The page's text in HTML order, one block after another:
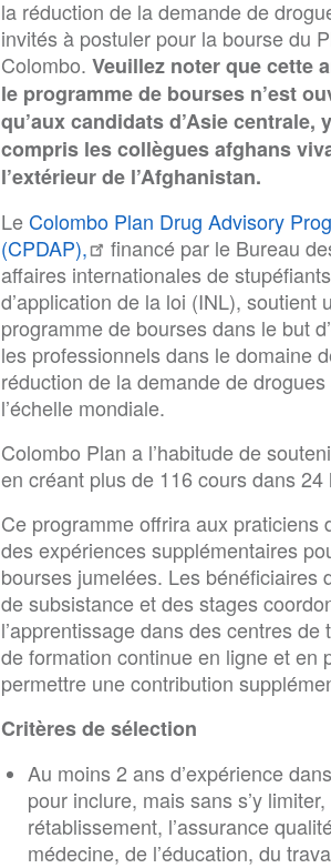
la réduction de la demande de
invités à postuler pour la bourse du
Colombo. Veuillez noter que cette
le programme de bourses n’est
qu’aux candidats d’Asie centrale, y
compris les collègues afghans
l’extérieur de l’Afghanistan.
Le Colombo Plan Drug Advisory
(CPDAP),
financé par le Bureau
affaires internationales de
d’application de la loi (INL), soutient
programme de bourses dans le but
les professionnels dans le domaine
réduction de la demande de drogues
l’échelle mondiale.
Colombo Plan a l’habitude de
en créant plus de 116 cours dans
Ce programme offrira aux
des expériences supplémentaires
bourses jumelées. Les bénéficiaires
de subsistance et des stages
l’apprentissage dans des centres
de formation continue en ligne et en
permettre une contribution
Critères de sélection
Au moins 2 ans d’expérience
pour inclure, mais sans s’y
rétablissement, l’assurance
médecine, de l’éducation, du